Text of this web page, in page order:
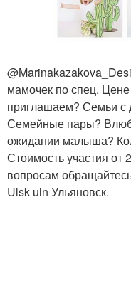
мамочек по спец.
приглашаем? Семьи с
Семейные пары?
ожидании малыша?
Стоимость участия от
вопросам
Ulsk uln Ульяновск.